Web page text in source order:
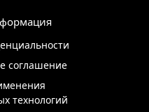
соглашение
технологий